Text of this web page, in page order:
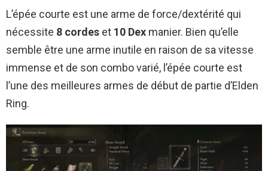
L’épée courte est une arme de force/dextérité qui
nécessite 8 cordes et 10 Dex manier. Bien qu’elle
semble être une arme inutile en raison de sa vitesse
immense et de son combo varié, l’épée courte est
l’une des meilleures armes de début de partie d’Elden
Ring.